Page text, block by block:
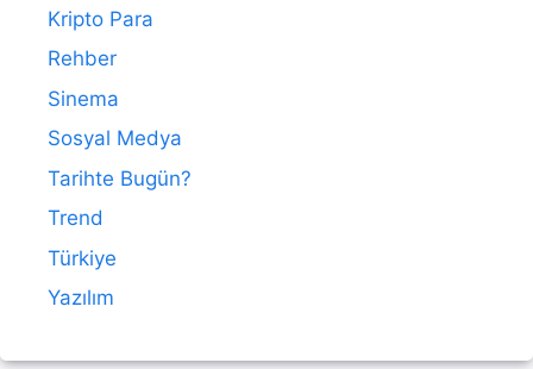
Kripto Para
Rehber
Sinema
Sosyal Medya
Tarihte Bugün?
Trend
Türkiye
Yazılım